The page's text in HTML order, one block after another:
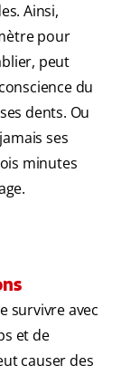
Ainsi,
pour
peut
du
dents. Ou
ses
minutes
survivre avec
et de
causer des